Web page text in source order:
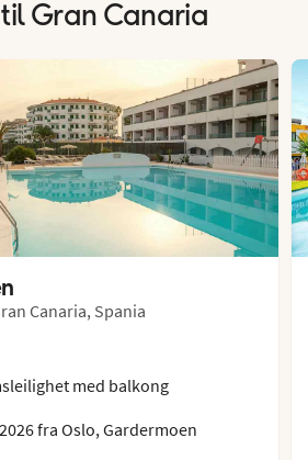
Gran Canaria
Canaria, Spania
med balkong
fra Oslo, Gardermoen